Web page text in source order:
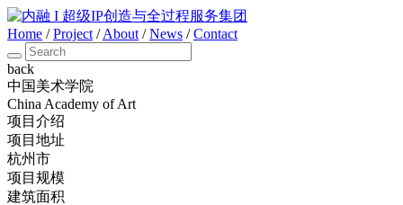
Home /Project /About /News /Contact
back
中国美术学院
China Academy of Art
项目介绍
项目地址
杭州市
项目规模
建筑面积